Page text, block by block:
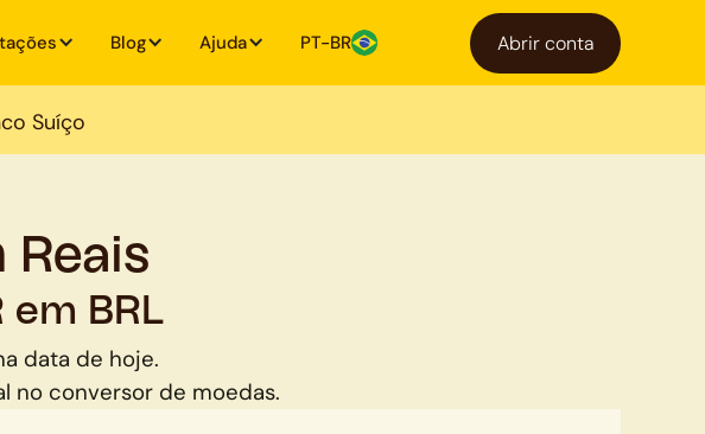
Blog Ajuda PT-BR Abrir conta
Suíço
Reais
em BRL
data de hoje.
no conversor de moedas.